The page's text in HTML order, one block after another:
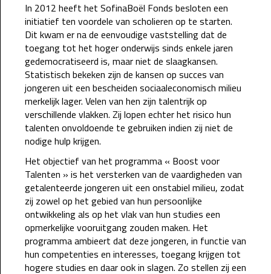
In 2012 heeft het SofinaBoël Fonds besloten een
initiatief ten voordele van scholieren op te starten.
Dit kwam er na de eenvoudige vaststelling dat de
toegang tot het hoger onderwijs sinds enkele jaren
gedemocratiseerd is, maar niet de slaagkansen.
Statistisch bekeken zijn de kansen op succes van
jongeren uit een bescheiden sociaaleconomisch milieu
merkelijk lager. Velen van hen zijn talentrijk op
verschillende vlakken. Zij lopen echter het risico hun
talenten onvoldoende te gebruiken indien zij niet de
nodige hulp krijgen.
Het objectief van het programma « Boost voor
Talenten » is het versterken van de vaardigheden van
getalenteerde jongeren uit een onstabiel milieu, zodat
zij zowel op het gebied van hun persoonlijke
ontwikkeling als op het vlak van hun studies een
opmerkelijke vooruitgang zouden maken. Het
programma ambieert dat deze jongeren, in functie van
hun competenties en interesses, toegang krijgen tot
hogere studies en daar ook in slagen. Zo stellen zij een